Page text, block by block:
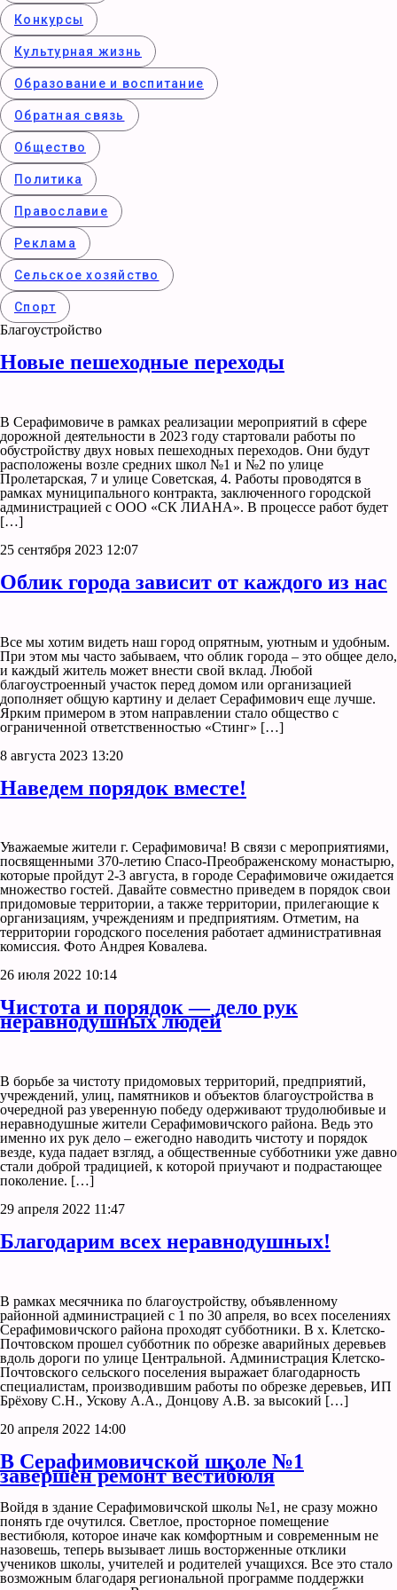
Конкурcы
Культурная жизнь
Образование и воспитание
Обратная связь
Общество
Политика
Православие
Реклама
Сельское хозяйство
Спорт
Благоустройство
Новые пешеходные переходы
В Серафимовиче в рамках реализации мероприятий в сфере
дорожной деятельности в 2023 году стартовали работы по
обустройству двух новых пешеходных переходов. Они будут
расположены возле средних школ №1 и №2 по улице
Пролетарская, 7 и улице Советская, 4. Работы проводятся в
рамках муниципального контракта, заключенного городской
администрацией с ООО «СК ЛИАНА». В процессе работ будет
[…]
25 сентября 2023 12:07
Облик города зависит от каждого из нас
Все мы хотим видеть наш город опрятным, уютным и удобным.
При этом мы часто забываем, что облик города – это общее дело,
и каждый житель может внести свой вклад. Любой
благоустроенный участок перед домом или организацией
дополняет общую картину и делает Серафимович еще лучше.
Ярким примером в этом направлении стало общество с
ограниченной ответственностью «Стинг» […]
8 августа 2023 13:20
Наведем порядок вместе!
Уважаемые жители г. Серафимовича! В связи с мероприятиями,
посвященными 370-летию Спасо-Преображенскому монастырю,
которые пройдут 2-3 августа, в городе Серафимовиче ожидается
множество гостей. Давайте совместно приведем в порядок свои
придомовые территории, а также территории, прилегающие к
организациям, учреждениям и предприятиям. Отметим, на
территории городского поселения работает административная
комиссия. Фото Андрея Ковалева.
26 июля 2022 10:14
Чистота и порядок — дело рук
неравнодушных людей
В борьбе за чистоту придомовых территорий, предприятий,
учреждений, улиц, памятников и объектов благоустройства в
очередной раз уверенную победу одерживают трудолюбивые и
неравнодушные жители Серафимовичского района. Ведь это
именно их рук дело – ежегодно наводить чистоту и порядок
везде, куда падает взгляд, а общественные субботники уже давно
стали доброй традицией, к которой приучают и подрастающее
поколение. […]
29 апреля 2022 11:47
Благодарим всех неравнодушных!
В рамках месячника по благоустройству, объявленному
районной администрацией с 1 по 30 апреля, во всех поселениях
Серафимовичского района проходят субботники. В х. Клетско-
Почтовском прошел субботник по обрезке аварийных деревьев
вдоль дороги по улице Центральной. Администрация Клетско-
Почтовского сельского поселения выражает благодарность
специалистам, производившим работы по обрезке деревьев, ИП
Брёхову С.Н., Ускову А.А., Донцову А.В. за высокий […]
20 апреля 2022 14:00
В Серафимовичской школе №1
завершен ремонт вестибюля
Войдя в здание Серафимовичской школы №1, не сразу можно
понять где очутился. Светлое, просторное помещение
вестибюля, которое иначе как комфортным и современным не
назовешь, теперь вызывает лишь восторженные отклики
учеников школы, учителей и родителей учащихся. Все это стало
возможным благодаря региональной программе поддержки